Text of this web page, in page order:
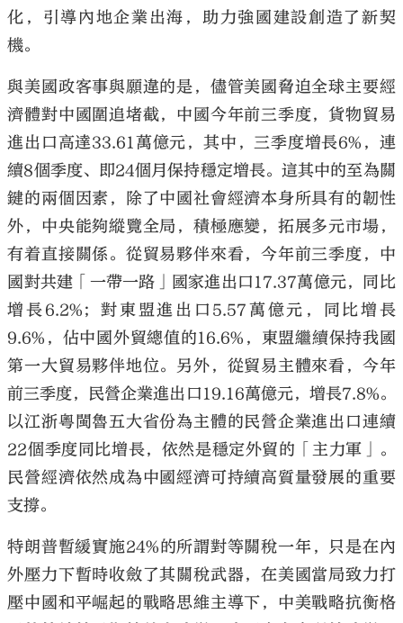
化，引導內地企業出海，助力強國建設創造了新契
機。
與美國政客事與願違的是，儘管美國脅迫全球主要經
濟體對中國圍追堵截，中國今年前三季度，貨物貿易
進出口高達33.61萬億元，其中，三季度增長6%，連
續8個季度、即24個月保持穩定增長。這其中的至為關
鍵的兩個因素，除了中國社會經濟本身所具有的韌性
外，中央能夠縱覽全局，積極應變，拓展多元市場，
有着直接關係。從貿易夥伴來看，今年前三季度，中
國對共建「一帶一路」國家進出口17.37萬億元，同比
增長6.2%；對東盟進出口5.57萬億元，同比增長
9.6%，佔中國外貿總值的16.6%，東盟繼續保持我國
第一大貿易夥伴地位。另外，從貿易主體來看，今年
前三季度，民營企業進出口19.16萬億元，增長7.8%。
以江浙粵閩魯五大省份為主體的民營企業進出口連續
22個季度同比增長，依然是穩定外貿的「主力軍」。
民營經濟依然成為中國經濟可持續高質量發展的重要
支撐。
特朗普暫緩實施24%的所謂對等關稅一年，只是在內
外壓力下暫時收斂了其關稅武器，在美國當局致力打
壓中國和平崛起的戰略思維主導下，中美戰略抗衡格